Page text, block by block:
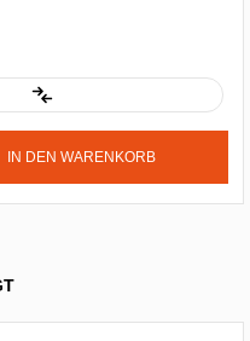
IN DEN WARENKORB